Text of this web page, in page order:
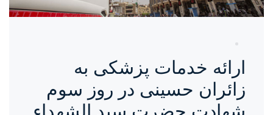
ارائه خدمات پزشکی به
زائران حسینی در روز سوم
شهادت حضرت سید الشهداء